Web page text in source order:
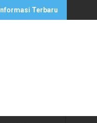
Informasi Terbaru